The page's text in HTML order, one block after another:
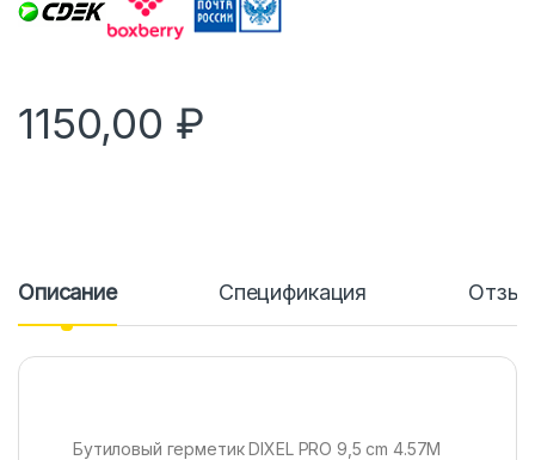
1150,00 ₽
Описание Спецификация
Бутиловый герметик DIXEL PRO 9,5 cm 4.57M